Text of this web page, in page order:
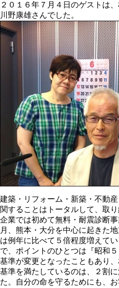
２０１６年７月４日のゲストは
川野康雄さんでした。
建築・リフォーム・新築・不動
関することはトータルして、取
企業では初めて無料・耐震診断
月、熊本・大分を中心に起きた
は例年に比べて５倍程度増えて
で、ポイントのひとつは『昭和
基準が変更となったこともあり
基準を満たしているのは、２割
た。自分の命を守るためにも、